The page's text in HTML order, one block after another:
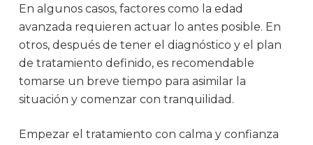
En algunos casos, factores como la edad
avanzada requieren actuar lo antes posible. En
otros, después de tener el diagnóstico y el plan
de tratamiento definido, es recomendable
tomarse un breve tiempo para asimilar la
situación y comenzar con tranquilidad.
Empezar el tratamiento con calma y confianza